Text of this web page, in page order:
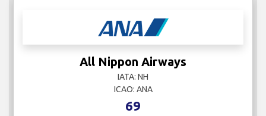
All Nippon Airways
IATA: NH
ICAO: ANA
69